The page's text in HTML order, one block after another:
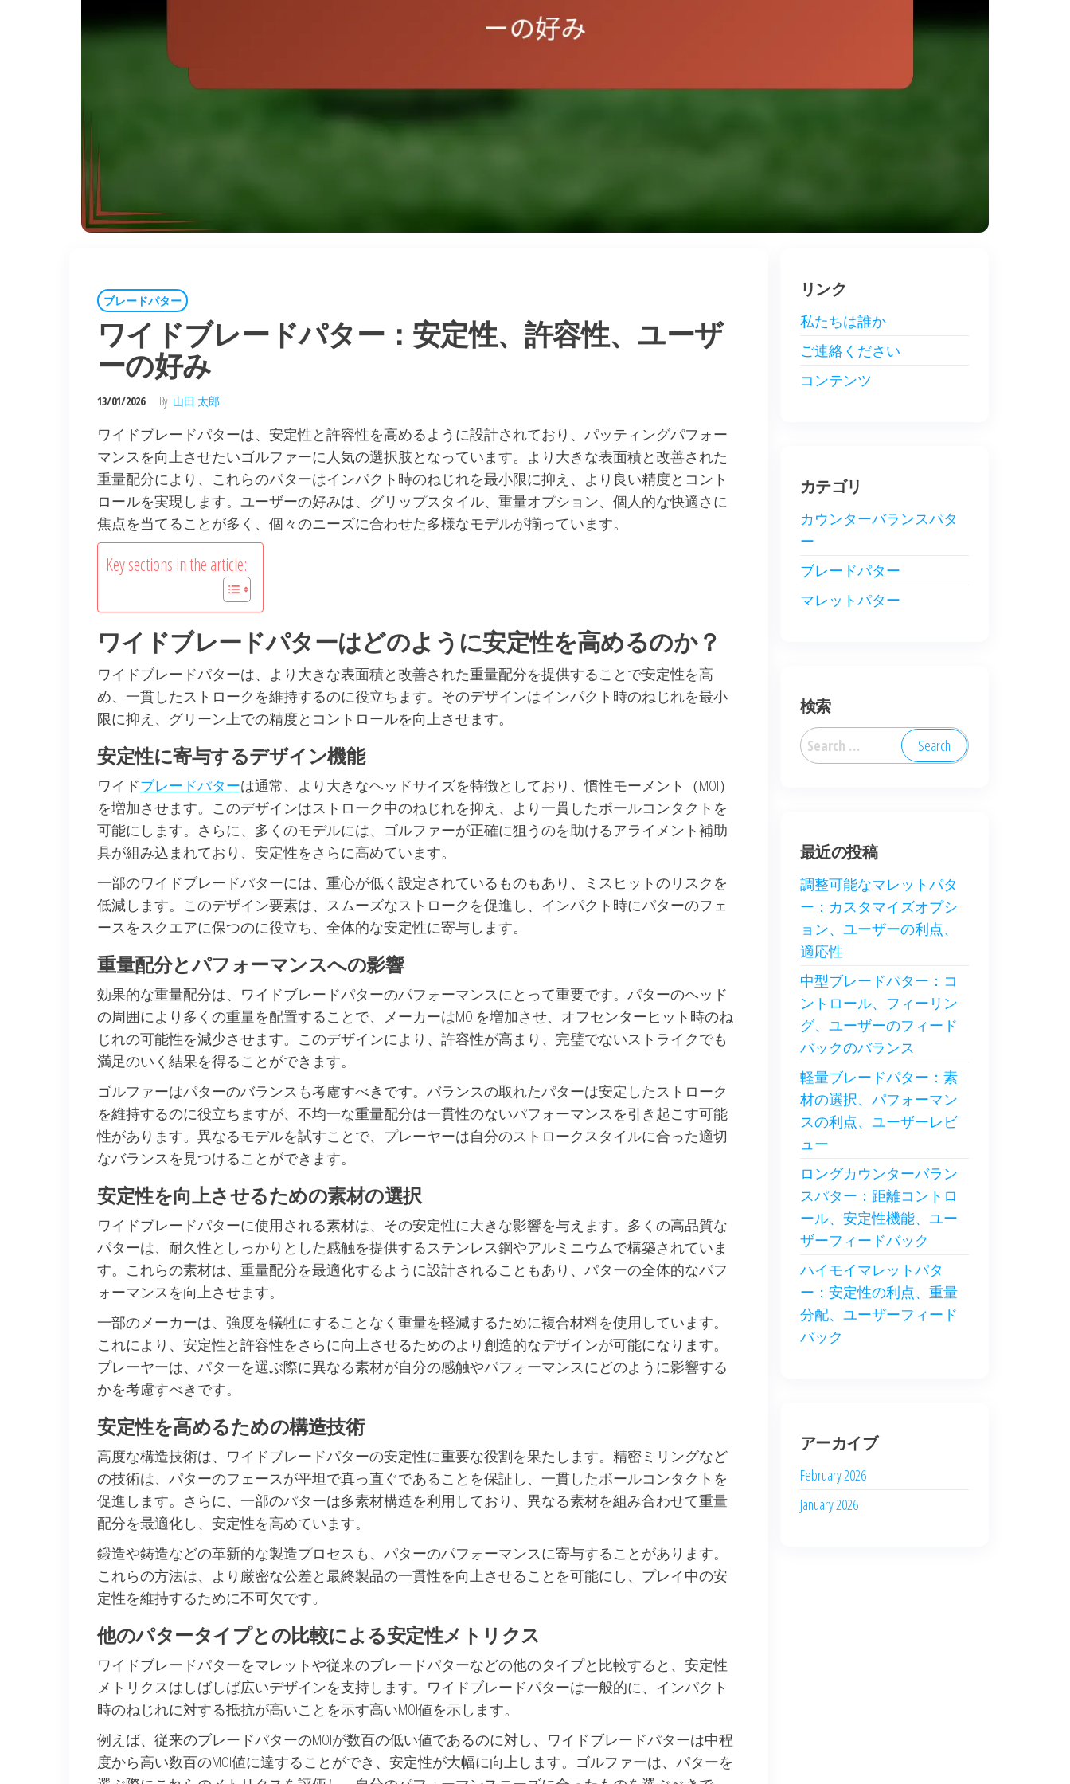
ブレードパター
ワイドブレードパター：安定性、許容性、ユーザ
ーの好み
13/01/2026 By 山田 太郎
ワイドブレードパターは、安定性と許容性を高めるように設計されており、パッティングパフォー
マンスを向上させたいゴルファーに人気の選択肢となっています。より大きな表面積と改善された
重量配分により、これらのパターはインパクト時のねじれを最小限に抑え、より良い精度とコント
ロールを実現します。ユーザーの好みは、グリップスタイル、重量オプション、個人的な快適さに
焦点を当てることが多く、個々のニーズに合わせた多様なモデルが揃っています。
Key sections in the article:
ワイドブレードパターはどのように安定性を高めるのか？
ワイドブレードパターは、より大きな表面積と改善された重量配分を提供することで安定性を高
め、一貫したストロークを維持するのに役立ちます。そのデザインはインパクト時のねじれを最小
限に抑え、グリーン上での精度とコントロールを向上させます。
安定性に寄与するデザイン機能
ワイドブレードパターは通常、より大きなヘッドサイズを特徴としており、慣性モーメント（MOI）
を増加させます。このデザインはストローク中のねじれを抑え、より一貫したボールコンタクトを
可能にします。さらに、多くのモデルには、ゴルファーが正確に狙うのを助けるアライメント補助
具が組み込まれており、安定性をさらに高めています。
一部のワイドブレードパターには、重心が低く設定されているものもあり、ミスヒットのリスクを
低減します。このデザイン要素は、スムーズなストロークを促進し、インパクト時にパターのフェ
ースをスクエアに保つのに役立ち、全体的な安定性に寄与します。
重量配分とパフォーマンスへの影響
効果的な重量配分は、ワイドブレードパターのパフォーマンスにとって重要です。パターのヘッド
の周囲により多くの重量を配置することで、メーカーはMOIを増加させ、オフセンターヒット時のね
じれの可能性を減少させます。このデザインにより、許容性が高まり、完璧でないストライクでも
満足のいく結果を得ることができます。
ゴルファーはパターのバランスも考慮すべきです。バランスの取れたパターは安定したストローク
を維持するのに役立ちますが、不均一な重量配分は一貫性のないパフォーマンスを引き起こす可能
性があります。異なるモデルを試すことで、プレーヤーは自分のストロークスタイルに合った適切
なバランスを見つけることができます。
安定性を向上させるための素材の選択
ワイドブレードパターに使用される素材は、その安定性に大きな影響を与えます。多くの高品質な
パターは、耐久性としっかりとした感触を提供するステンレス鋼やアルミニウムで構築されていま
す。これらの素材は、重量配分を最適化するように設計されることもあり、パターの全体的なパフ
ォーマンスを向上させます。
一部のメーカーは、強度を犠牲にすることなく重量を軽減するために複合材料を使用しています。
これにより、安定性と許容性をさらに向上させるためのより創造的なデザインが可能になります。
プレーヤーは、パターを選ぶ際に異なる素材が自分の感触やパフォーマンスにどのように影響する
かを考慮すべきです。
安定性を高めるための構造技術
高度な構造技術は、ワイドブレードパターの安定性に重要な役割を果たします。精密ミリングなど
の技術は、パターのフェースが平坦で真っ直ぐであることを保証し、一貫したボールコンタクトを
促進します。さらに、一部のパターは多素材構造を利用しており、異なる素材を組み合わせて重量
配分を最適化し、安定性を高めています。
鍛造や鋳造などの革新的な製造プロセスも、パターのパフォーマンスに寄与することがあります。
これらの方法は、より厳密な公差と最終製品の一貫性を向上させることを可能にし、プレイ中の安
定性を維持するために不可欠です。
他のパタータイプとの比較による安定性メトリクス
ワイドブレードパターをマレットや従来のブレードパターなどの他のタイプと比較すると、安定性
メトリクスはしばしば広いデザインを支持します。ワイドブレードパターは一般的に、インパクト
時のねじれに対する抵抗が高いことを示す高いMOI値を示します。
例えば、従来のブレードパターのMOIが数百の低い値であるのに対し、ワイドブレードパターは中程
度から高い数百のMOI値に達することができ、安定性が大幅に向上します。ゴルファーは、パターを
リンク
私たちは誰か
ご連絡ください
コンテンツ
カテゴリ
カウンターバランスパタ
ー
ブレードパター
マレットパター
検索
Search
for:
最近の投稿
調整可能なマレットパタ
ー：カスタマイズオプシ
ョン、ユーザーの利点、
適応性
中型ブレードパター：コ
ントロール、フィーリン
グ、ユーザーのフィード
バックのバランス
軽量ブレードパター：素
材の選択、パフォーマン
スの利点、ユーザーレビ
ュー
ロングカウンターバラン
スパター：距離コントロ
ール、安定性機能、ユー
ザーフィードバック
ハイモイマレットパタ
ー：安定性の利点、重量
分配、ユーザーフィード
バック
アーカイブ
February 2026
January 2026